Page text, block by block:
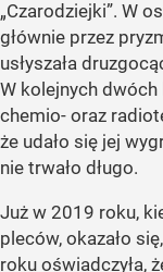
„Czarodziejki”. W
głównie przez
usłyszała
W kolejnych
chemio- oraz
że udało się jej
nie trwało długo.
Już w 2019 roku,
pleców, okazało
roku oświadczyła,